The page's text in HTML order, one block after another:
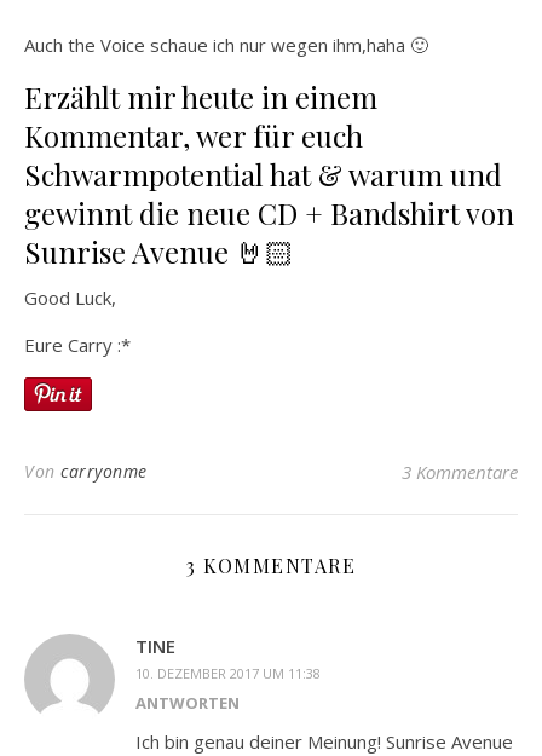
Auch the Voice schaue ich nur wegen ihm,haha 🙂
Erzählt mir heute in einem
Kommentar, wer für euch
Schwarmpotential hat & warum und
gewinnt die neue CD + Bandshirt von
Sunrise Avenue 🤘🏻
Good Luck,
Eure Carry :*
Von carryonme 3 Kommentare
3 KOMMENTARE
TINE
10. DEZEMBER 2017 UM 11:38
ANTWORTEN
Ich bin genau deiner Meinung! Sunrise Avenue